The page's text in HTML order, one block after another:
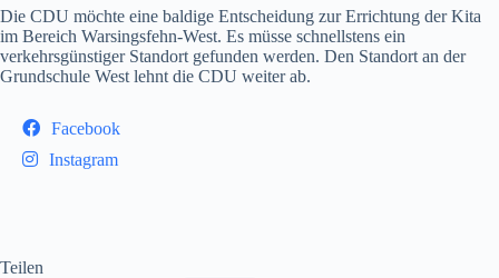
Die CDU möchte eine baldige Entscheidung zur Errichtung der Kita
im Bereich Warsingsfehn-West. Es müsse schnellstens ein
verkehrsgünstiger Standort gefunden werden. Den Standort an der
Grundschule West lehnt die CDU weiter ab.
Facebook
Instagram
Teilen